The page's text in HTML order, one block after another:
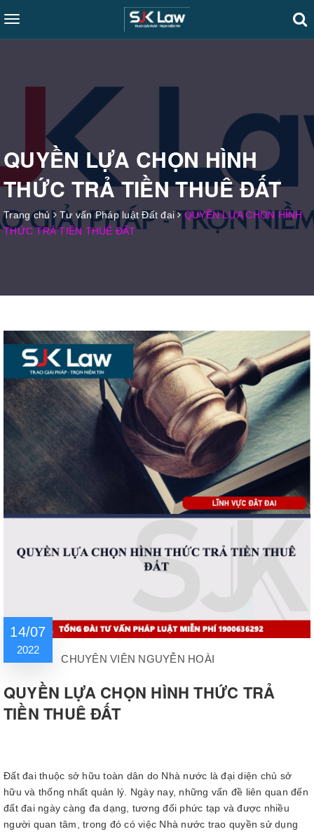
Toggle
navigation
QUYỀN LỰA CHỌN HÌNH
THỨC TRẢ TIỀN THUÊ ĐẤT
Trang chủ Tư vấn Pháp luật Đất đai
QUYỀN LỰA CHỌN HÌNH
THỨC TRẢ TIỀN THUÊ ĐẤT
14/07
2022
CHUYÊN VIÊN NGUYỄN HOÀI
QUYỀN LỰA CHỌN HÌNH THỨC TRẢ
TIỀN THUÊ ĐẤT
Đất đai thuộc sở hữu toàn dân do Nhà nước là đại diện chủ sở
hữu và thống nhất quản lý. Ngày nay, những vấn đề liên quan đến
đất đai ngày càng đa dạng, tương đối phức tạp và được nhiều
người quan tâm, trong đó có việc Nhà nước trao quyền sử dụng